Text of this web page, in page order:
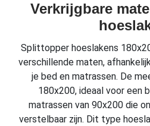
Verkrijgbare
Splittopper hoeslakens
verschillende maten,
je bed en matrassen. De
180x200, ideaal voor een
matrassen van 90x200 die
verstelbaar zijn. Dit type